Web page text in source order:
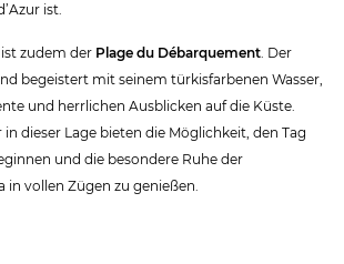
ist.
zudem der Plage du Débarquement. Der
begeistert mit seinem türkisfarbenen Wasser,
und herrlichen Ausblicken auf die Küste.
in dieser Lage bieten die Möglichkeit, den Tag
und die besondere Ruhe der
in vollen Zügen zu genießen.